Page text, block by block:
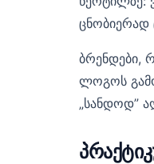
ცნობიერად
ბრენდები,
ლოგოს
„სანდოდ”